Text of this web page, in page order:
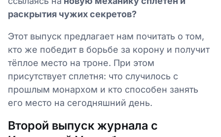
раскрытия чужих секретов?
Этот выпуск предлагает нам почитать о том,
кто же победит в борьбе за корону и получит
тёплое место на троне. При этом
присутствует сплетня: что случилось с
прошлым монархом и кто способен занять
его место на сегодняшний день.
Второй выпуск журнала с